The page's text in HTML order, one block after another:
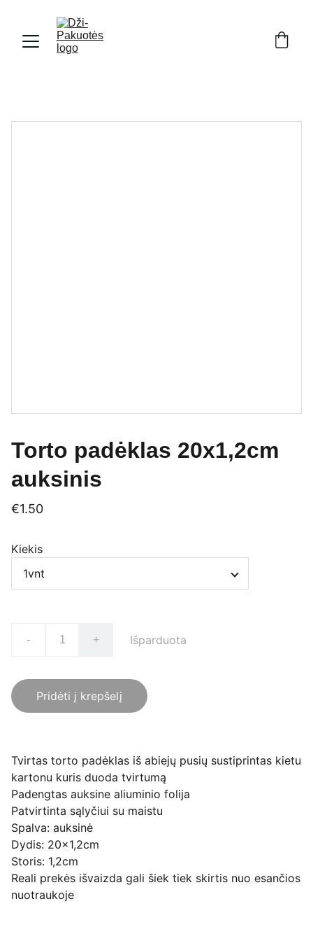
Torto padėklas 20x1,2cm
auksinis
€1.50
Kiekis
- + Išparduota
Pridėti į krepšelį
Tvirtas torto padėklas iš abiejų pusių sustiprintas kietu
kartonu kuris duoda tvirtumą
Padengtas auksine aliuminio folija
Patvirtinta sąlyčiui su maistu
Spalva: auksinė
Dydis: 20x1,2cm
Storis: 1,2cm
Reali prekės išvaizda gali šiek tiek skirtis nuo esančios
nuotraukoje